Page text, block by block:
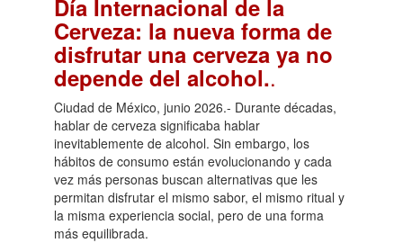
Día Internacional de la
Cerveza: la nueva forma de
disfrutar una cerveza ya no
depende del alcohol..
Ciudad de México, junio 2026.- Durante décadas,
hablar de cerveza significaba hablar
inevitablemente de alcohol. Sin embargo, los
hábitos de consumo están evolucionando y cada
vez más personas buscan alternativas que les
permitan disfrutar el mismo sabor, el mismo ritual y
la misma experiencia social, pero de una forma
más equilibrada.